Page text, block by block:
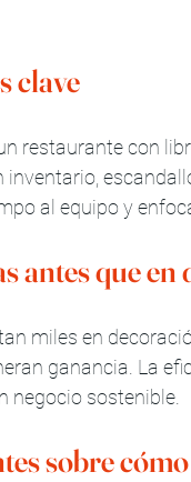
clave
restaurante con
inventario,
al equipo y
antes que en
miles en
ganancia. La
negocio sostenible.
sobre